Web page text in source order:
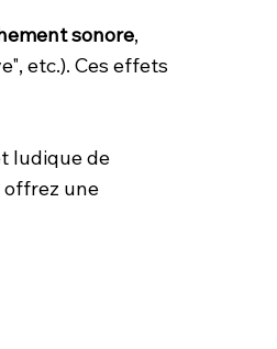
sonore,
etc.). Ces effets
ludique de
offrez une